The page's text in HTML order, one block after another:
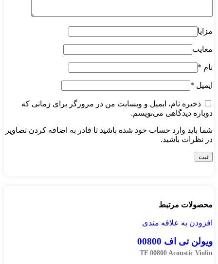
مزایا
معایب
نام *
ایمیل *
ذخیره نام، ایمیل و وبسایت من در مرورگر برای زمانی که
دوباره دیدگاهی می‌نویسم.
شما باید وارد حساب خود شده باشید تا قادر به اضافه کردن تصاویر
در نظرات باشید.
محصولات مرتبط
افزودن به علاقه مندی
ویولن تی اف 00800
TF 00800 Acoustic Violin